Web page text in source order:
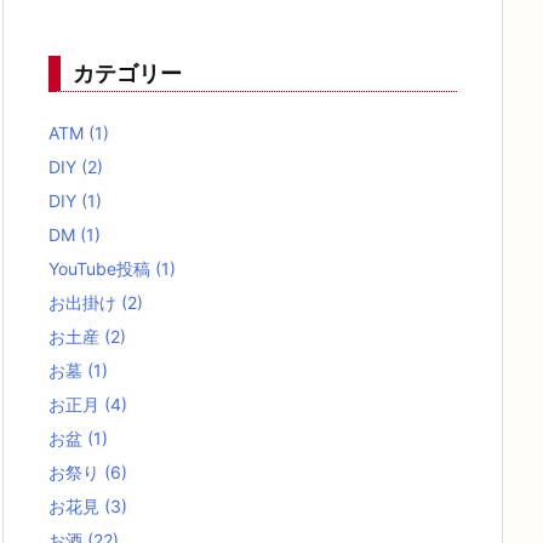
カテゴリー
ATM (1)
DIY (2)
DIY (1)
DM (1)
YouTube投稿 (1)
お出掛け (2)
お土産 (2)
お墓 (1)
お正月 (4)
お盆 (1)
お祭り (6)
お花見 (3)